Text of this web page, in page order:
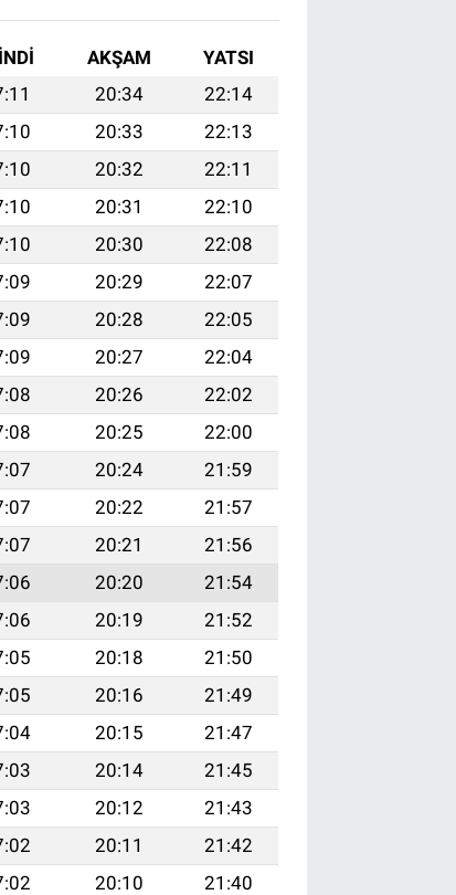
AKŞAM
YATSI
20:34
22:14
20:33
22:13
20:32
22:11
20:31
22:10
20:30
22:08
20:29
22:07
20:28
22:05
20:27
22:04
20:26
22:02
20:25
22:00
20:24
21:59
20:22
21:57
20:21
21:56
20:20
21:54
20:19
21:52
20:18
21:50
20:16
21:49
20:15
21:47
20:14
21:45
20:12
21:43
20:11
21:42
20:10
21:40